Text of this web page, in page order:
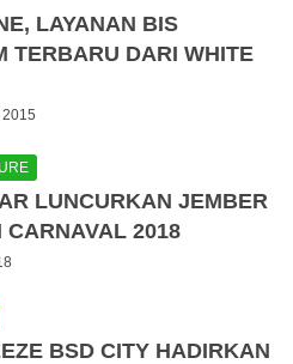
LAYANAN BIS
TERBARU DARI WHITE
LUNCURKAN JEMBER
CARNAVAL 2018
BSD CITY HADIRKAN